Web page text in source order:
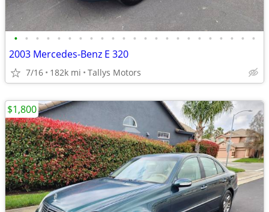
• • • • • • • • • • • • • • • • • • • • • • •
2003 Mercedes-Benz E 320
7/16 182k mi Tallys Motors
$1,800